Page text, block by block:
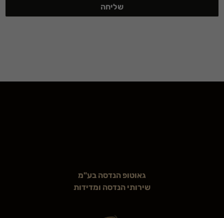
שליחה
גאוטופ הנדסה בע"מ
שירותי הנדסה ומדידות